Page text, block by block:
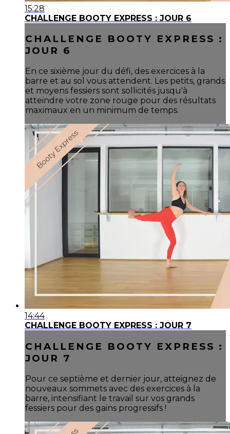
15:28
CHALLENGE BOOTY EXPRESS : JOUR 6
CHALLENGE BOOTY EXPRESS :
JOUR 6
En ce sixième jour du défi, des exercices à la
barre et au sol vous attendent. Les petits, grands
et moyens fessiers sont sollicités jusqu'à
atteindre votre zone rouge pour des résultats
maximaux en un minimum de temps.
14:44
CHALLENGE BOOTY EXPRESS : JOUR 7
CHALLENGE BOOTY EXPRESS :
JOUR 7
Pour ce septième et dernier jour, atteignez de
nouveaux sommets avec des exercices à la
barre, intensifiant le travail sur vos grands
fessiers pour des gains progressifs !